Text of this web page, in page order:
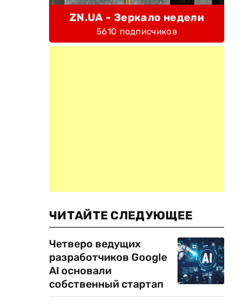
ZN.UA - Зеркало недели
5610 подписчиков
ЧИТАЙТЕ СЛЕДУЮЩЕЕ
Четверо ведущих
разработчиков Google
AI основали
собственный стартап